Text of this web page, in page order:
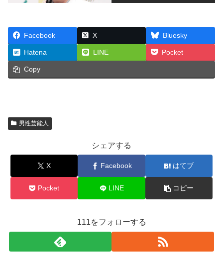
Facebook X Bluesky
Hatena LINE Pocket
Copy
男性芸能人
シェアする
X Facebook はてブ
Pocket LINE コピー
111をフォローする